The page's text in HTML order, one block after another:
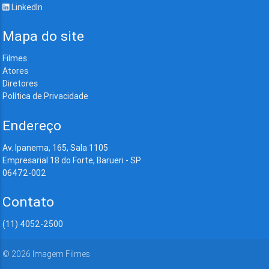
LinkedIn
Mapa do site
Filmes
Atores
Diretores
Política de Privacidade
Endereço
Av. Ipanema, 165, Sala 1105
Empresarial 18 do Forte, Barueri - SP
06472-002
Contato
(11) 4052-2500
© 2026 Imagem Filmes